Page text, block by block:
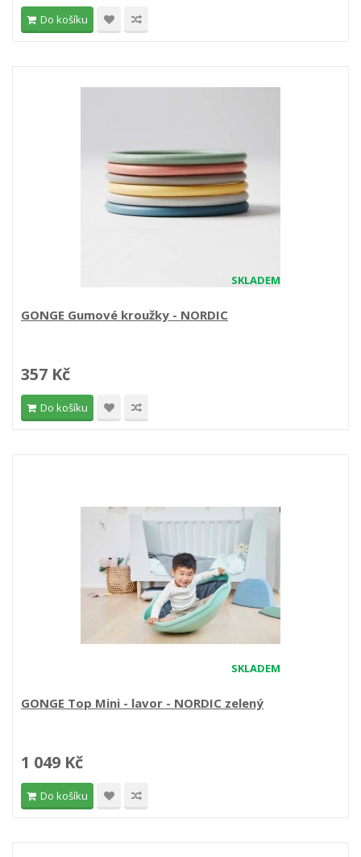
Do košíku
SKLADEM
GONGE Gumové kroužky - NORDIC
357 Kč
Do košíku
SKLADEM
GONGE Top Mini - lavor - NORDIC zelený
1 049 Kč
Do košíku